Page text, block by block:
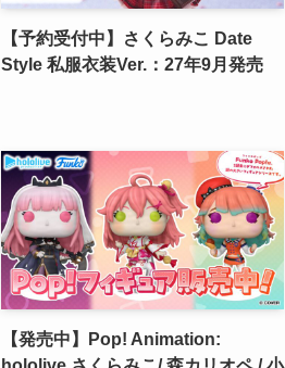
【予約受付中】さくらみこ Date
Style 私服衣装Ver.：27年9月発売
【発売中】Pop! Animation: